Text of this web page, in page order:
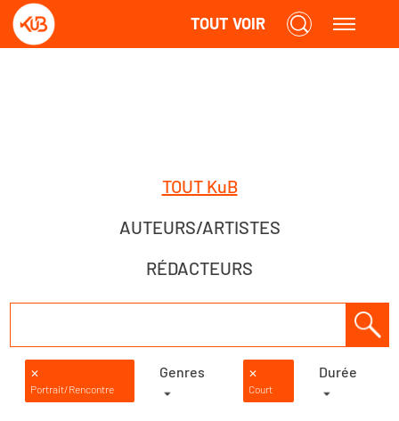
TOUT VOIR
TOUT KuB
AUTEURS/ARTISTES
RÉDACTEURS
✕
Portrait/Rencontre
Genres
✕
Court
Durée